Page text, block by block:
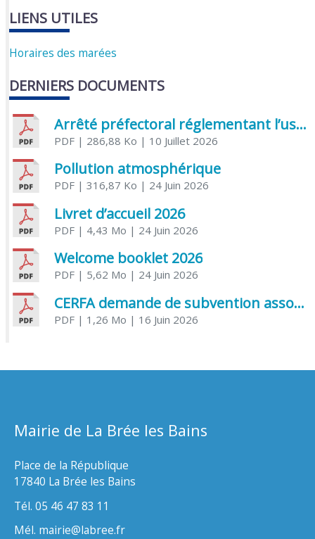
LIENS UTILES
Horaires des marées
DERNIERS DOCUMENTS
Arrêté préfectoral réglementant l’usage de l’eau
PDF| 286,88 Ko | 10 Juillet 2026
Pollution atmosphérique
PDF| 316,87 Ko | 24 Juin 2026
Livret d’accueil 2026
PDF| 4,43 Mo | 24 Juin 2026
Welcome booklet 2026
PDF| 5,62 Mo | 24 Juin 2026
CERFA demande de subvention association
PDF| 1,26 Mo | 16 Juin 2026
Mairie de La Brée les Bains
Place de la République
17840 La Brée les Bains
Tél. 05 46 47 83 11
Mél. mairie@labree.fr